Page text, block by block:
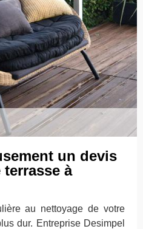
un devis
à
au nettoyage de votre
dur. Entreprise Desimpel